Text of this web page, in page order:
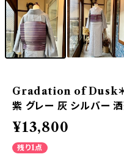
Gradation of Dusk＊
紫 グレー 灰 シルバー
¥13,800
残り1点